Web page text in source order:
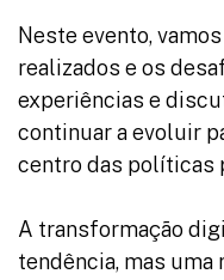
Neste evento,
realizados e os
experiências e
continuar a evoluir
centro das políticas
A transformação
tendência, mas